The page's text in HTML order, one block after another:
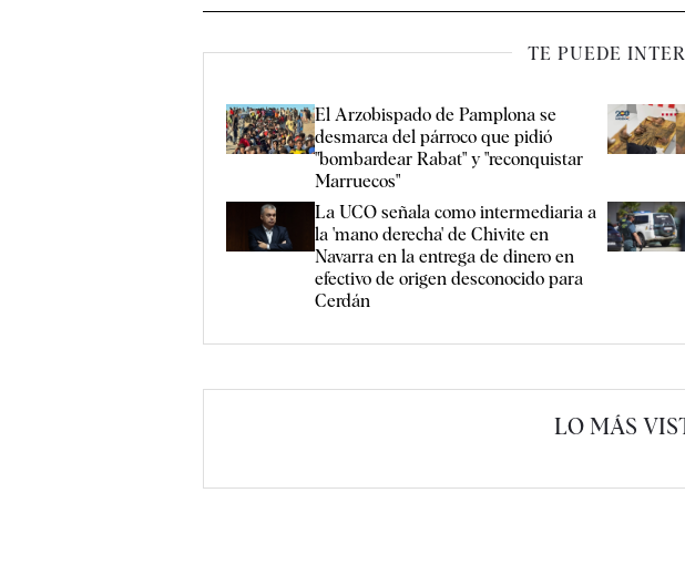
TE PUEDE
El Arzobispado de Pamplona se
desmarca del párroco que pidió
"bombardear Rabat" y "reconquistar
Marruecos"
La UCO señala como intermediaria a
la 'mano derecha' de Chivite en
Navarra en la entrega de dinero en
efectivo de origen desconocido para
Cerdán
LO MÁS